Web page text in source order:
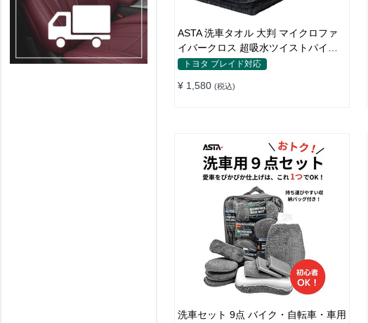
ASTA 洗車タオル 大判 マイクロファ
イバークロス 超吸水ツイストパイル
洗車クロス 傷防止 両面使える
トヨタ ブレイド対応
¥ 1,580 (税込)
洗車セット 9点 バイク・自転車・車用